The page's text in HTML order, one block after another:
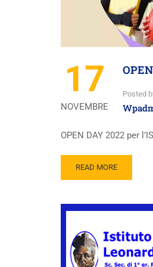
17
NOVEMBRE
Posted
OPEN DAY 2022 per
READ MORE